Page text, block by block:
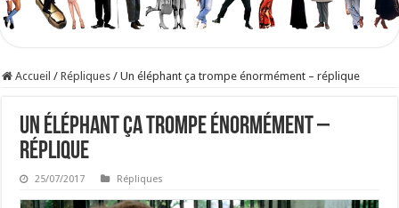
Accueil / Répliques / Un éléphant ça trompe énormément – réplique
Un éléphant ça trompe énormément –
réplique
25/07/2017 Répliques